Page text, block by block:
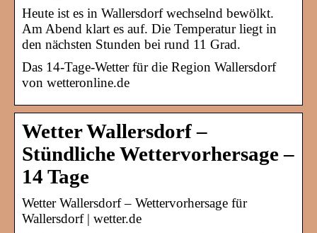
Heute ist es in Wallersdorf wechselnd bewölkt.
Am Abend klart es auf. Die Temperatur liegt in
den nächsten Stunden bei rund 11 Grad.
Das 14-Tage-Wetter für die Region Wallersdorf
von wetteronline.de
Wetter Wallersdorf –
Stündliche Wettervorhersage –
14 Tage
Wetter Wallersdorf – Wettervorhersage für
Wallersdorf | wetter.de